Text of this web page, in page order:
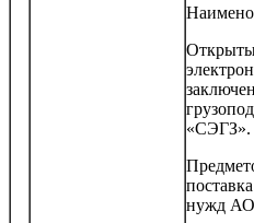
«СЭГЗ».
нужд